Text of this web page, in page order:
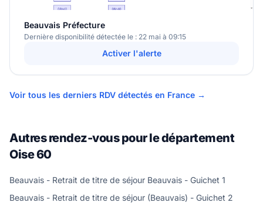
Beauvais Préfecture
Dernière disponibilité détectée le : 22 mai à 09:15
Activer l'alerte
Voir tous les derniers RDV détectés en France →
Autres rendez-vous pour le département
Oise 60
Beauvais - Retrait de titre de séjour Beauvais - Guichet 1
Beauvais - Retrait de titre de séjour (Beauvais) - Guichet 2